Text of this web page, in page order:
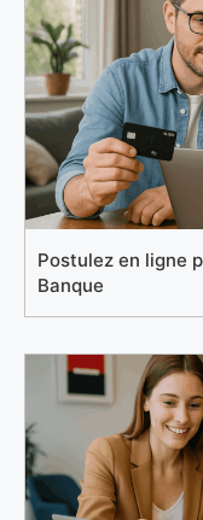
Postulez en ligne
Banque